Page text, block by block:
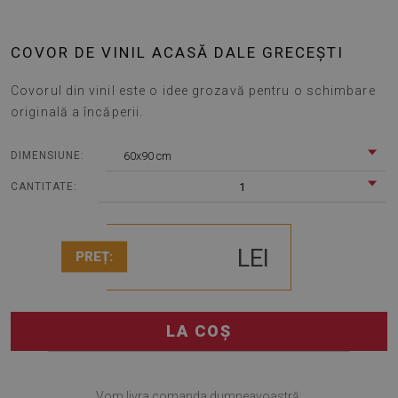
COVOR DE VINIL ACASĂ DALE GRECEȘTI
Covorul din vinil este o idee grozavă pentru o schimbare
originală a încăperii.
DIMENSIUNE: 60x90 cm
CANTITATE: 1
PREȚ: LEI
LA COȘ